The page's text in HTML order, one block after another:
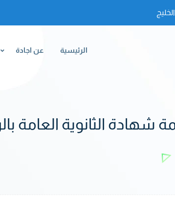
الرئيسية عن اجادة
شهادة الثانوية العامة